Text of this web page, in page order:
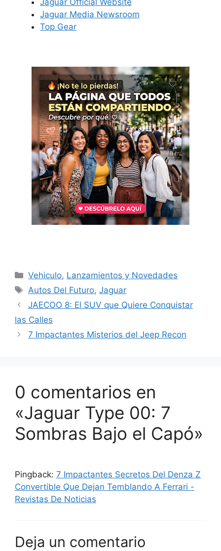
Jaguar Media Newsroom
Top Gear
Categorías
Vehiculo, Lanzamientos y Novedades
Etiquetas
Autos Del Futuro,Jaguar
JAECOO 8: El SUV que Quiere Conquistar
las Calles
7 Impactantes Misterios del Jeep Recon
0 comentarios en
«Jaguar Type 00: 7
Sombras Bajo el Capó»
Pingback: 7 Impactantes Secretos Del Denza Z
Convertible Que Dejan Temblando A Ferrari -
Revistas De Noticias
Deja un comentario